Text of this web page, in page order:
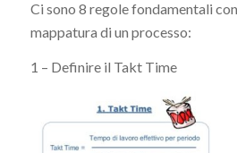
Ci sono 8 regole fondamentali
mappatura di un processo:
1 – Definire il Takt Time